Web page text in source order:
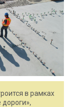
в рамках